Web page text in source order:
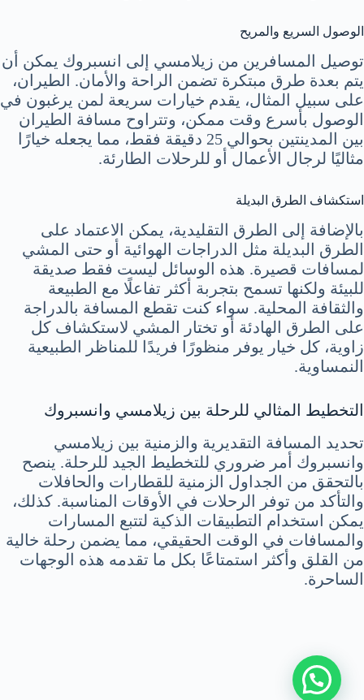
الوصول السريع والمريح
توصيل المسافرين من زيلامسي إلى انسبروك يمكن أن
يتم بعدة طرق مبتكرة تضمن الراحة والأمان. الطيران،
على سبيل المثال، يقدم خيارات سريعة لمن يرغبون في
الوصول بأسرع وقت ممكن، وتتراوح مسافة الطيران
بين المدينتين بحوالي 25 دقيقة فقط، مما يجعله خيارًا
مثاليًا لرجال الأعمال أو للرحلات الطارئة.
استكشاف الطرق البديلة
بالإضافة إلى الطرق التقليدية، يمكن الاعتماد على
الطرق البديلة مثل الدراجات الهوائية أو حتى المشي
لمسافات قصيرة. هذه الوسائل ليست فقط صديقة
للبيئة ولكنها تسمح بتجربة أكثر تفاعلًا مع الطبيعة
والثقافة المحلية. سواء كنت تقطع المسافة بالدراجة
على الطرق الهادئة أو تختار المشي لاستكشاف كل
زاوية، كل خيار يوفر منظورًا فريدًا للمناظر الطبيعية
النمساوية.
التخطيط المثالي للرحلة بين زيلامسي وانسبروك
تحديد المسافة التقديرية والزمنية بين زيلامسي
وانسبروك أمر ضروري للتخطيط الجيد للرحلة. ينصح
بالتحقق من الجداول الزمنية للقطارات والحافلات
والتأكد من توفر الرحلات في الأوقات المناسبة. كذلك،
يمكن استخدام التطبيقات الذكية لتتبع المسارات
والمسافات في الوقت الحقيقي، مما يضمن رحلة خالية
من القلق وأكثر استمتاعًا بكل ما تقدمه هذه الوجهات
الساحرة.